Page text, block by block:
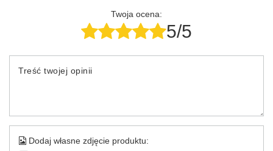
Twoja ocena:
5/5
Treść twojej opinii
Dodaj własne zdjęcie produktu: